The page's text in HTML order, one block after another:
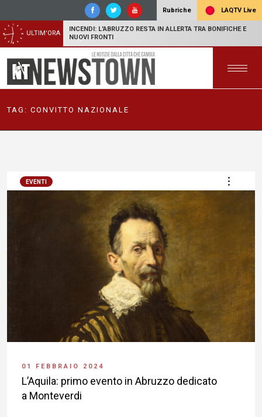
Rubriche LAQTV Live
ULTIM'ORA
INCENDI: L'ABRUZZO RESTA IN ALLERTA TRA BONIFICHE E
NUOVI FRONTI
TAG: CONVITTO NAZIONALE
EVENTI
01 FEBBRAIO 2024
L’Aquila: primo evento in Abruzzo dedicato
a Monteverdi